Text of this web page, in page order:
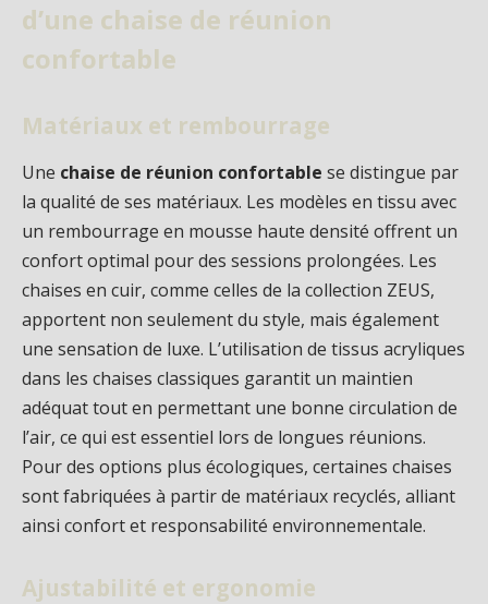
d’une chaise de réunion
confortable
Matériaux et rembourrage
Une chaise de réunion confortable se distingue par
la qualité de ses matériaux. Les modèles en tissu avec
un rembourrage en mousse haute densité offrent un
confort optimal pour des sessions prolongées. Les
chaises en cuir, comme celles de la collection ZEUS,
apportent non seulement du style, mais également
une sensation de luxe. L’utilisation de tissus acryliques
dans les chaises classiques garantit un maintien
adéquat tout en permettant une bonne circulation de
l’air, ce qui est essentiel lors de longues réunions.
Pour des options plus écologiques, certaines chaises
sont fabriquées à partir de matériaux recyclés, alliant
ainsi confort et responsabilité environnementale.
Ajustabilité et ergonomie